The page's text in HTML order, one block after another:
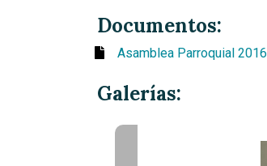
Documentos:
Asamblea Parroquial 2016
Galerías: